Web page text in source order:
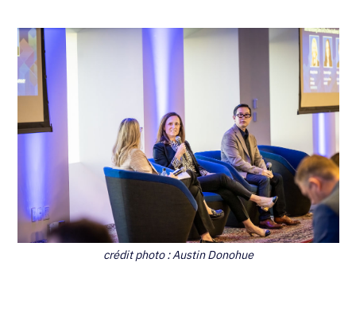
crédit photo : Austin Donohue